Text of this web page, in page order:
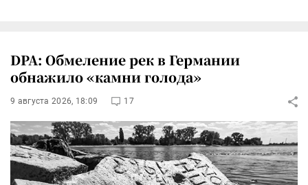
DPA: Обмеление рек в Германии
обнажило «камни голода»
9 августа 2026, 18:09 17